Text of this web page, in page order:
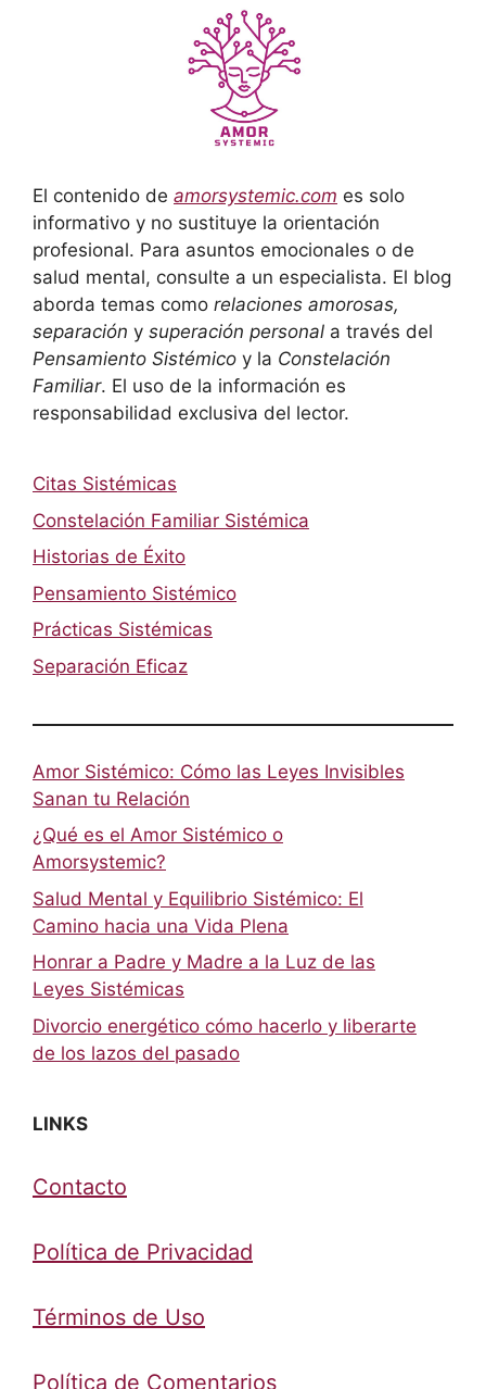
El contenido de amorsystemic.com es solo
informativo y no sustituye la orientación
profesional. Para asuntos emocionales o de
salud mental, consulte a un especialista. El blog
aborda temas como relaciones amorosas,
separación y superación personal a través del
Pensamiento Sistémico y la Constelación
Familiar. El uso de la información es
responsabilidad exclusiva del lector.
Citas Sistémicas
Constelación Familiar Sistémica
Historias de Éxito
Pensamiento Sistémico
Prácticas Sistémicas
Separación Eficaz
Amor Sistémico: Cómo las Leyes Invisibles
Sanan tu Relación
¿Qué es el Amor Sistémico o
Amorsystemic?
Salud Mental y Equilibrio Sistémico: El
Camino hacia una Vida Plena
Honrar a Padre y Madre a la Luz de las
Leyes Sistémicas
Divorcio energético cómo hacerlo y liberarte
de los lazos del pasado
LINKS
Contacto
Política de Privacidad
Términos de Uso
Política de Comentarios